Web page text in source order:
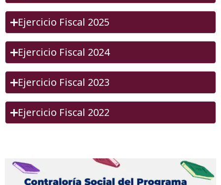
Ejercicio Fiscal 2025
Ejercicio Fiscal 2024
Ejercicio Fiscal 2023
Ejercicio Fiscal 2022